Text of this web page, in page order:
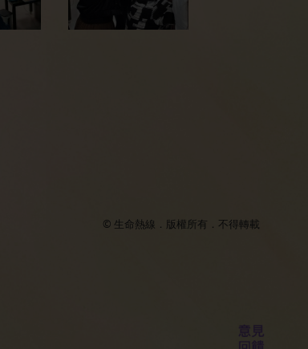
© 生命熱線．版權所有．不得轉載